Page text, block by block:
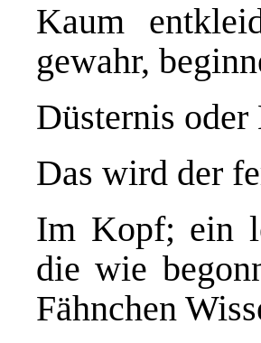
Kaum
gewahr,
Düsternis
Das wird der
Im Kopf; ein
die wie
Fähnchen